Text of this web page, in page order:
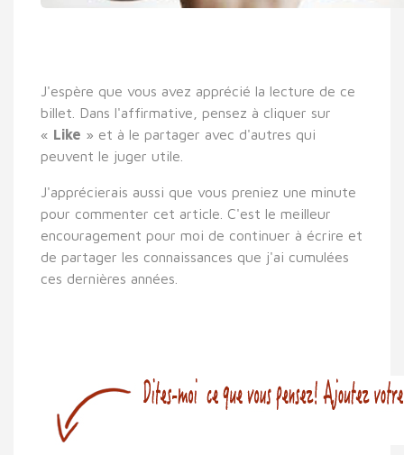
J'espère que vous avez apprécié la lecture de ce
billet. Dans l'affirmative, pensez à cliquer sur
« Like » et à le partager avec d'autres qui
peuvent le juger utile.
J'apprécierais aussi que vous preniez une minute
pour commenter cet article. C'est le meilleur
encouragement pour moi de continuer à écrire et
de partager les connaissances que j'ai cumulées
ces dernières années.